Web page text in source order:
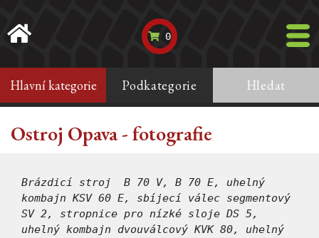
0
Hlavní kategorie Podkategorie Hledat
Ostroj Opava - fotografie
Brázdicí stroj B 70 V, B 70 E, uhelný
kombajn KSV 60 E, sbíjecí válec segmentový
SV 2, stropnice pro nízké sloje DS 5,
uhelný kombajn dvouválcový KVK 80, uhelný